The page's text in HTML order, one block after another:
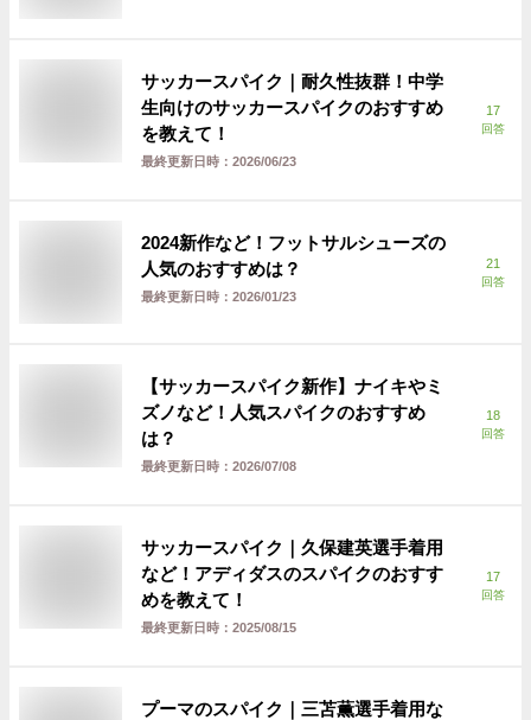
サッカースパイク｜耐久性抜群！中学
生向けのサッカースパイクのおすすめ
を教えて！
最終更新日時： 2026/06/23
17
回答
2024新作など！フットサルシューズの
人気のおすすめは？
最終更新日時： 2026/01/23
21
回答
【サッカースパイク新作】ナイキやミ
ズノなど！人気スパイクのおすすめ
は？
最終更新日時： 2026/07/08
18
回答
サッカースパイク｜久保建英選手着用
など！アディダスのスパイクのおすす
めを教えて！
最終更新日時： 2025/08/15
17
回答
プーマのスパイク｜三苫薫選手着用な